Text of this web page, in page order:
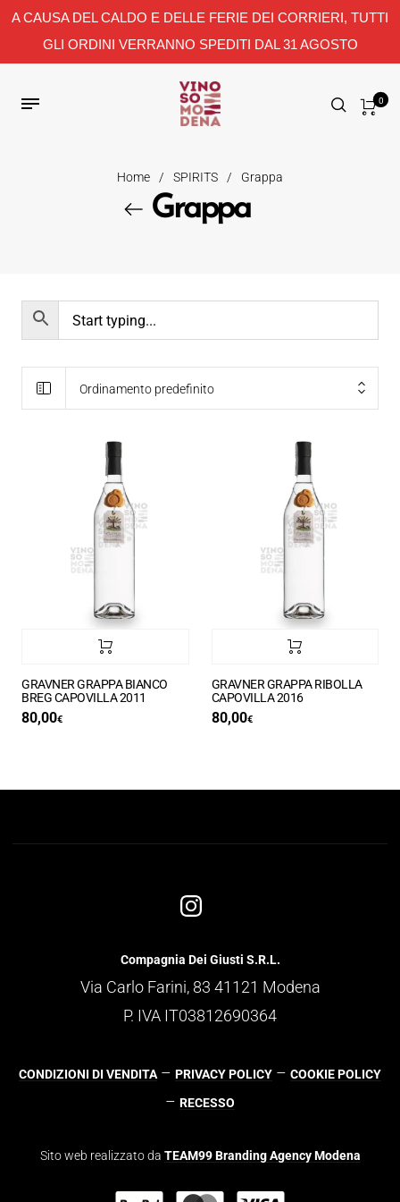
A CAUSA DEL CALDO E DELLE FERIE DEI CORRIERI, TUTTI
GLI ORDINI VERRANNO SPEDITI DAL 31 AGOSTO
0
Home / SPIRITS / Grappa
Grappa
Ordinamento predefinito
GRAVNER GRAPPA BIANCO
BREG CAPOVILLA 2011
80,00€
GRAVNER GRAPPA RIBOLLA
CAPOVILLA 2016
80,00€
Compagnia Dei Giusti S.R.L.
Via Carlo Farini, 83 41121 Modena
P. IVA IT03812690364
CONDIZIONI DI VENDITA – PRIVACY POLICY – COOKIE POLICY
– RECESSO
Sito web realizzato da TEAM99 Branding Agency Modena